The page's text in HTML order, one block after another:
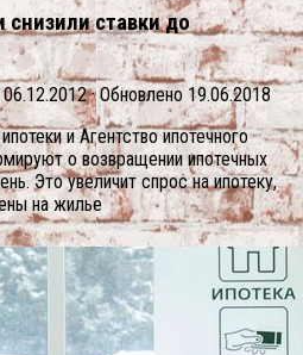
ставки до
06.12.2012· Обновлено 19.06.2018
и Агентство ипотечного
о возвращении ипотечных
Это увеличит спрос на ипотеку,
на жилье